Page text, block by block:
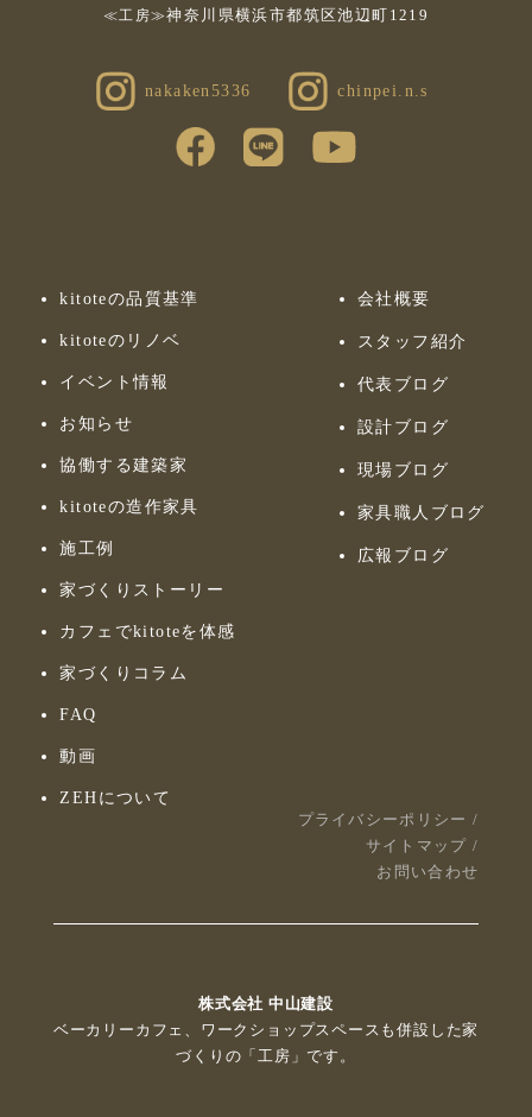
≪工房≫神奈川県横浜市都筑区池辺町1219
nakaken5336 chinpei.n.s
kitoteの品質基準
kitoteのリノベ
イベント情報
お知らせ
協働する建築家
kitoteの造作家具
施工例
家づくりストーリー
カフェでkitoteを体感
家づくりコラム
FAQ
動画
ZEHについて
会社概要
スタッフ紹介
代表ブログ
設計ブログ
現場ブログ
家具職人ブログ
広報ブログ
プライバシーポリシー /
サイトマップ /
お問い合わせ
株式会社 中山建設
ベーカリーカフェ、ワークショップスペースも併設した家
づくりの「工房」です。